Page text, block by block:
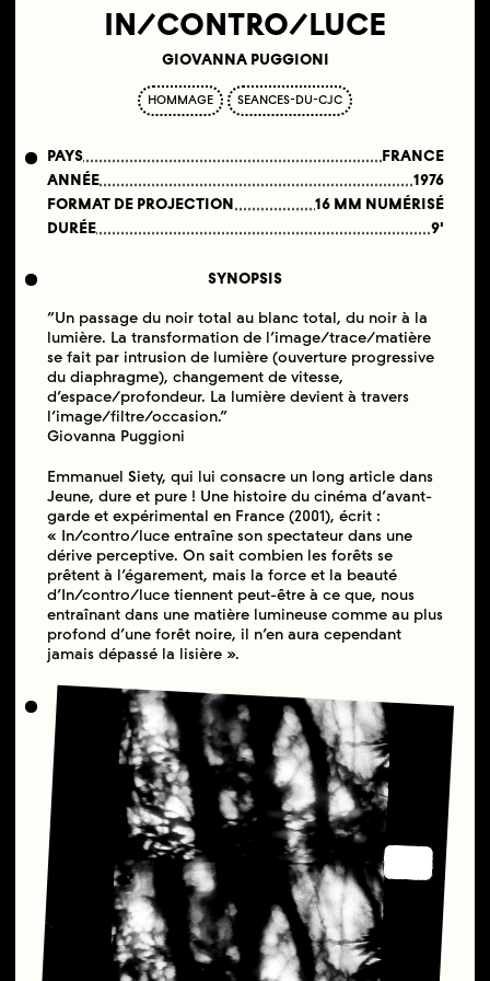
IN/CONTRO/LUCE
GIOVANNA PUGGIONI
HOMMAGE SEANCES-DU-CJC
PAYS
FRANCE
ANNÉE
1976
FORMAT DE PROJECTION
16 MM NUMÉRISÉ
DURÉE
9'
SYNOPSIS
“Un passage du noir total au blanc total, du noir à la
lumière. La transformation de l’image/trace/matière
se fait par intrusion de lumière (ouverture progressive
du diaphragme), changement de vitesse,
d’espace/profondeur. La lumière devient à travers
l’image/filtre/occasion.”
Giovanna Puggioni
Emmanuel Siety, qui lui consacre un long article dans
Jeune, dure et pure ! Une histoire du cinéma d’avant-
garde et expérimental en France (2001), écrit :
« In/contro/luce entraîne son spectateur dans une
dérive perceptive. On sait combien les forêts se
prêtent à l’égarement, mais la force et la beauté
d’In/contro/luce tiennent peut-être à ce que, nous
entraînant dans une matière lumineuse comme au plus
profond d’une forêt noire, il n’en aura cependant
jamais dépassé la lisière ».